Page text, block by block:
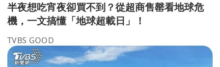
半夜想吃宵夜卻買不到？從超商售罄看地球危
機，一文搞懂「地球超載日」！
TVBS GOOD